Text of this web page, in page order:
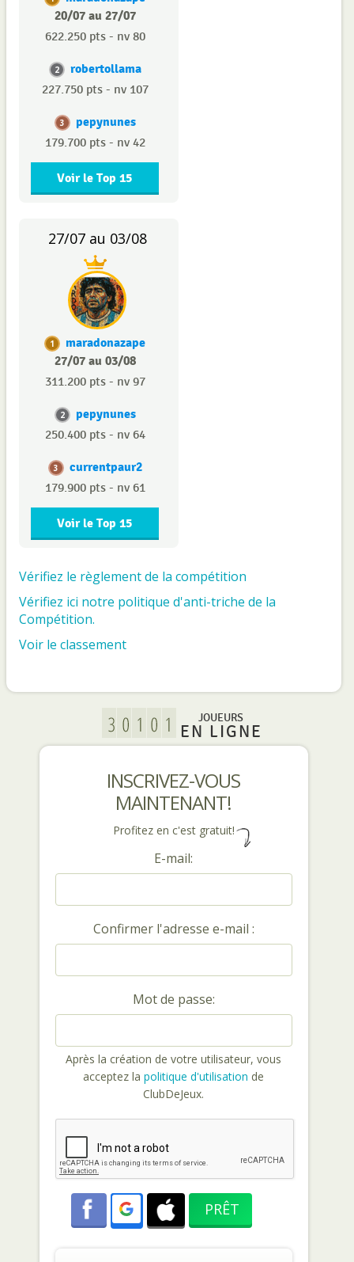
20/07 au 27/07
622.250 pts - nv 80
2 robertollama
227.750 pts - nv 107
3 pepynunes
179.700 pts - nv 42
Voir le Top 15
27/07 au 03/08
1
maradonazape
27/07 au 03/08
311.200 pts - nv 97
2 pepynunes
250.400 pts - nv 64
3 currentpaur2
179.900 pts - nv 61
Voir le Top 15
Vérifiez le règlement de la compétition
Vérifiez ici notre politique d'anti-triche de la
Compétition.
Voir le classement
JOUEURS
EN LIGNE
INSCRIVEZ-VOUS
MAINTENANT!
Profitez en c'est gratuit!
E-mail:
Confirmer l'adresse e-mail :
Mot de passe:
Après la création de votre utilisateur, vous
acceptez la politique d'utilisation de
ClubDeJeux.